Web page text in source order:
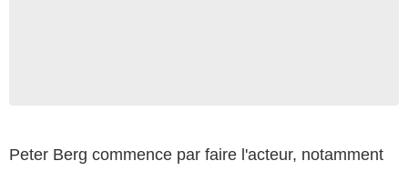
Peter Berg commence par faire l'acteur, notamment